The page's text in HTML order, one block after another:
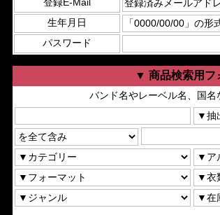
生年月日
パスワード
▼ 商品検索用フ
バンド名やレーベル名、国名